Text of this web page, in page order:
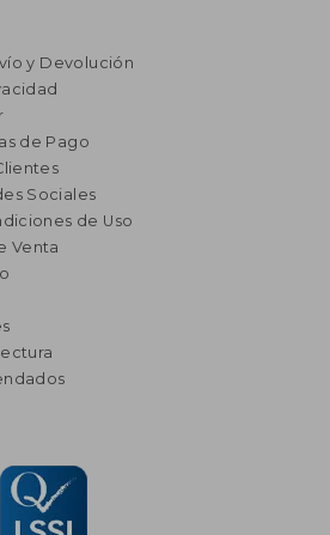
y Devolución
de Pago
Sociales
de Uso
Venta